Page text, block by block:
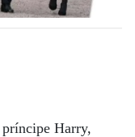
Harry,